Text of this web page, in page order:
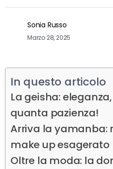
Sonia Russo
Marzo 28, 2025
In questo articolo
La geisha:
quanta pazienza!
Arriva la yamanba:
make up esagerato
Oltre la moda: la